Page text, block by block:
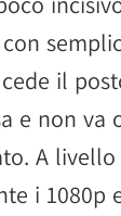
il
e non va
A
i 1080p